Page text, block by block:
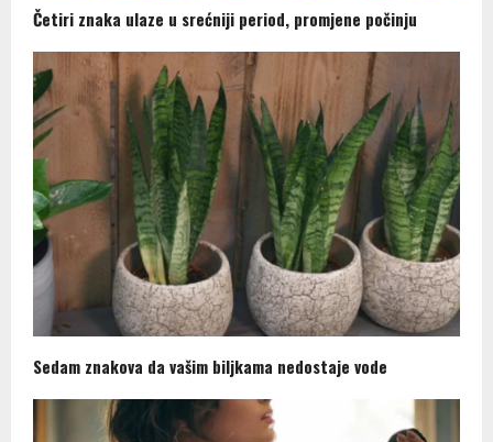
Četiri znaka ulaze u srećniji period, promjene počinju
Sedam znakova da vašim biljkama nedostaje vode